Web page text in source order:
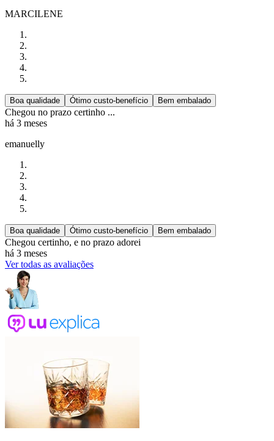
MARCILENE
Boa qualidade Ótimo custo-benefício Bem embalado
Chegou no prazo certinho ...
há 3 meses
emanuelly
Boa qualidade Ótimo custo-benefício Bem embalado
Chegou certinho, e no prazo adorei
há 3 meses
Ver todas as avaliações